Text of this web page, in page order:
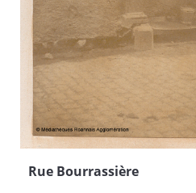
Rue Bourrassière